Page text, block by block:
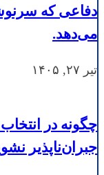
دفاعی که
می‌دهد.
تیر ۲۷, ۱۴۰۵
چگونه در
جبران‌ناپذیر